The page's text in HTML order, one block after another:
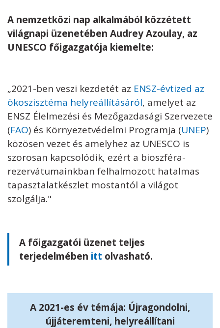
A nemzetközi nap alkalmából közzétett
világnapi üzenetében Audrey Azoulay, az
UNESCO főigazgatója kiemelte:
„2021-ben veszi kezdetét az ENSZ-évtized az
ökoszisztéma helyreállításáról, amelyet az
ENSZ Élelmezési és Mezőgazdasági Szervezete
(FAO) és Környezetvédelmi Programja (UNEP)
közösen vezet és amelyhez az UNESCO is
szorosan kapcsolódik, ezért a bioszféra-
rezervátumainkban felhalmozott hatalmas
tapasztalatkészlet mostantól a világot
szolgálja."
A főigazgatói üzenet teljes
terjedelmében itt olvasható.
A 2021-es év témája: Újragondolni,
újjáteremteni, helyreállítani